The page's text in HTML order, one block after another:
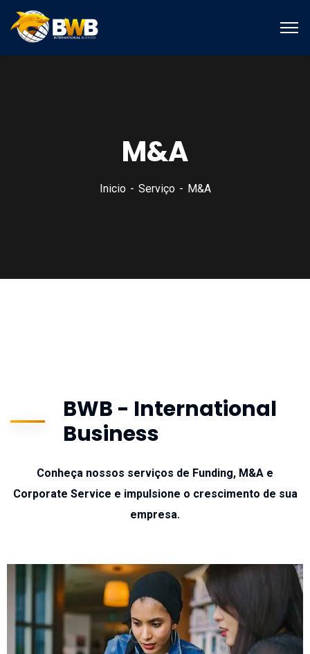
M&A
Inicio Serviço M&A
BWB - International
Business
Conheça nossos serviços de Funding, M&A e
Corporate Service e impulsione o crescimento de sua
empresa.